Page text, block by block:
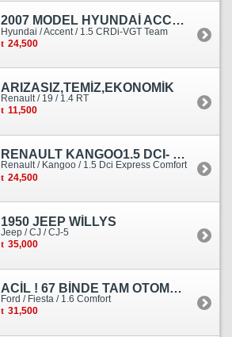
2007 MODEL HYUNDAİ ACCENT ERA MOTOR YENİ YAPILDI
Hyundai / Accent / 1.5 CRDi-VGT Team
24,500
ARIZASIZ,TEMİZ,EKONOMİK
Renault / 19 / 1.4 RT
11,500
RENAULT KANGOO1.5 DCI- 138 KM
Renault / Kangoo / 1.5 Dci Express Comfort
24,500
1950 JEEP WİLLYS
Jeep / CJ / CJ-5
35,000
ACİL ! 67 BİNDE TAM OTOMATİK FORD FİESTA
Ford / Fiesta / 1.6 Comfort
31,500